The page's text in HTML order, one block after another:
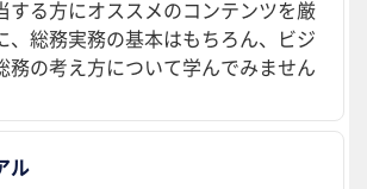
する方にオススメのコンテンツを厳
、総務実務の基本はもちろん、ビジ
務の考え方について学んでみません
ル